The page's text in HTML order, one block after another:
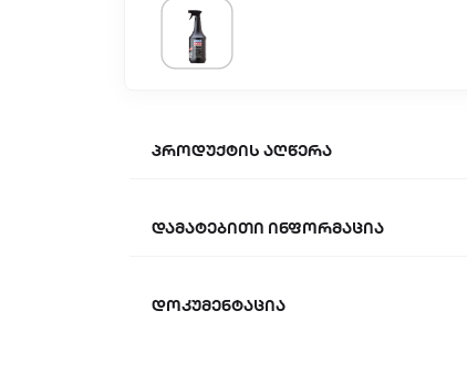
პროდუქტის აღწერა
დამატებითი ინფორმაცია
დოკუმენტაცია